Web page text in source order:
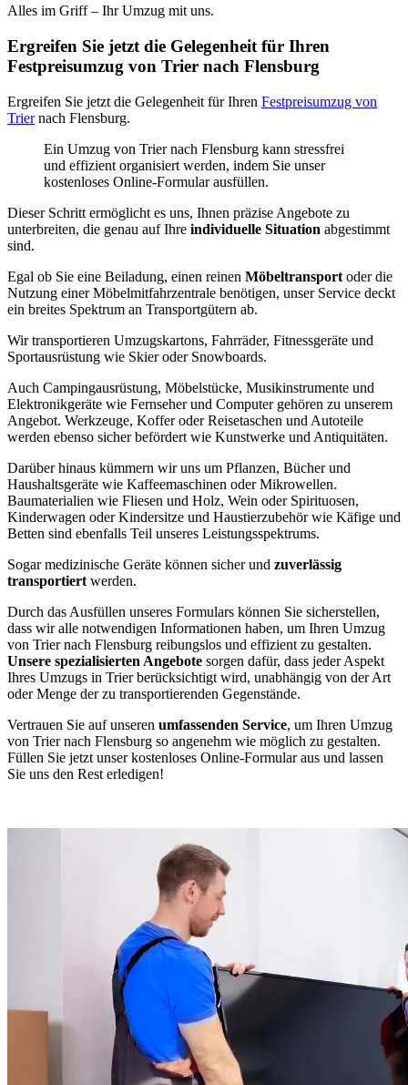
Alles im Griff – Ihr Umzug mit uns.
Ergreifen Sie jetzt die Gelegenheit für Ihren
Festpreisumzug von Trier nach Flensburg
Ergreifen Sie jetzt die Gelegenheit für Ihren Festpreisumzug von
Triernach Flensburg.
Ein Umzug von Trier nach Flensburg kann stressfrei
und effizient organisiert werden, indem Sie unser
kostenloses Online-Formular ausfüllen.
Dieser Schritt ermöglicht es uns, Ihnen präzise Angebote zu
unterbreiten, die genau auf Ihre individuelle Situation abgestimmt
sind.
Egal ob Sie eine Beiladung, einen reinen Möbeltransport oder die
Nutzung einer Möbelmitfahrzentrale benötigen, unser Service deckt
ein breites Spektrum an Transportgütern ab.
Wir transportieren Umzugskartons, Fahrräder, Fitnessgeräte und
Sportausrüstung wie Skier oder Snowboards.
Auch Campingausrüstung, Möbelstücke, Musikinstrumente und
Elektronikgeräte wie Fernseher und Computer gehören zu unserem
Angebot. Werkzeuge, Koffer oder Reisetaschen und Autoteile
werden ebenso sicher befördert wie Kunstwerke und Antiquitäten.
Darüber hinaus kümmern wir uns um Pflanzen, Bücher und
Haushaltsgeräte wie Kaffeemaschinen oder Mikrowellen.
Baumaterialien wie Fliesen und Holz, Wein oder Spirituosen,
Kinderwagen oder Kindersitze und Haustierzubehör wie Käfige und
Betten sind ebenfalls Teil unseres Leistungsspektrums.
Sogar medizinische Geräte können sicher und zuverlässig
transportiert werden.
Durch das Ausfüllen unseres Formulars können Sie sicherstellen,
dass wir alle notwendigen Informationen haben, um Ihren Umzug
von Trier nach Flensburg reibungslos und effizient zu gestalten.
Unsere spezialisierten Angebote sorgen dafür, dass jeder Aspekt
Ihres Umzugs in Trier berücksichtigt wird, unabhängig von der Art
oder Menge der zu transportierenden Gegenstände.
Vertrauen Sie auf unseren umfassenden Service, um Ihren Umzug
von Trier nach Flensburg so angenehm wie möglich zu gestalten.
Füllen Sie jetzt unser kostenloses Online-Formular aus und lassen
Sie uns den Rest erledigen!